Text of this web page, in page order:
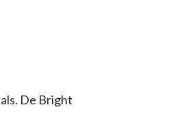
De Bright